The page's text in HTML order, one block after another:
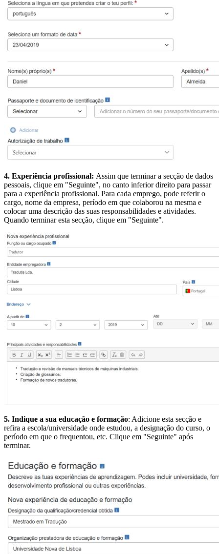
4. Experiência profissional: Assim que terminar a secção de dados
pessoais, clique em "Seguinte", no canto inferior direito para passar
para a experiência profissional. Para cada emprego, pode referir o
cargo, nome da empresa, período em que colaborou na mesma e
colocar uma descrição das suas responsabilidades e atividades.
Quando terminar esta secção, clique em "Seguinte".
5. Indique a sua educação e formação: Adicione esta secção e
refira a escola/universidade onde estudou, a designação do curso, o
período em que o frequentou, etc. Clique em "Seguinte" após
terminar.